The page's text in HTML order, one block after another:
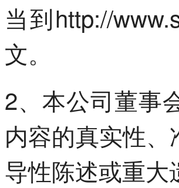
当到http://
文。
2、本公司董事
内容的真实性
导性陈述或重